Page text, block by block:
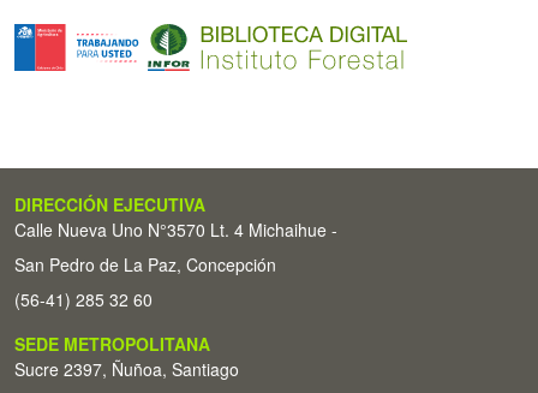
DIRECCIÓN EJECUTIVA
Calle Nueva Uno N°3570 Lt. 4 Michaihue -
San Pedro de La Paz, Concepción
(56-41) 285 32 60
SEDE METROPOLITANA
Sucre 2397, Ñuñoa, Santiago